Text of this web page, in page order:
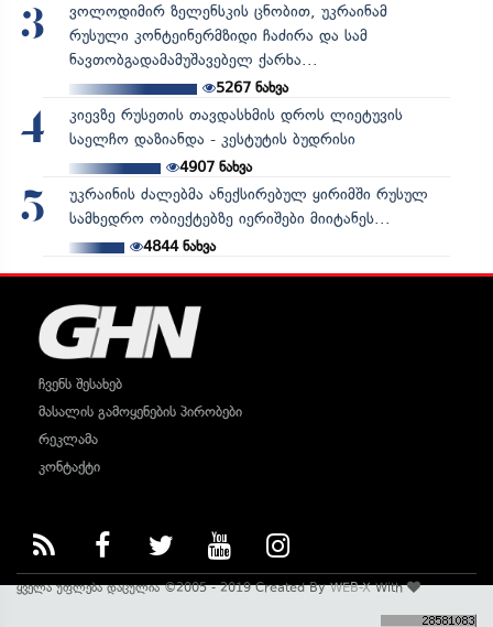
3
ვოლოდიმირ ზელენსკის ცნობით, უკრაინამ
რუსული კონტეინერმზიდი ჩაძირა და სამ
ნავთობგადამამუშავებელ ქარხა...
5267ნახვა
4
კიევზე რუსეთის თავდასხმის დროს ლიეტუვის
საელჩო დაზიანდა - კესტუტის ბუდრისი
4907ნახვა
5
უკრაინის ძალებმა ანექსირებულ ყირიმში რუსულ
სამხედრო ობიექტებზე იერიშები მიიტანეს...
4844ნახვა
ჩვენს შესახებ
მასალის გამოყენების პირობები
რეკლამა
კონტაქტი
ყველა უფლება დაცულია ©2005 - 2019 Created ByWEB-XWith